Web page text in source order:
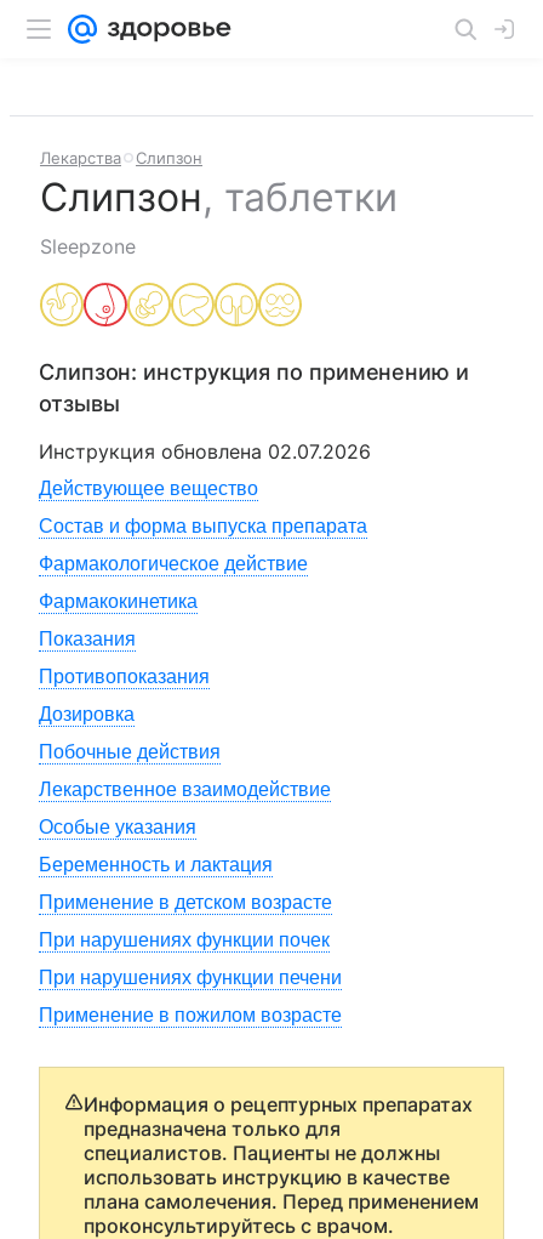
Лекарства Слипзон
Слипзон, таблетки
Sleepzone
Слипзон: инструкция по применению и
отзывы
Инструкция обновлена 02.07.2026
Действующее вещество
Состав и форма выпуска препарата
Фармакологическое действие
Фармакокинетика
Показания
Противопоказания
Дозировка
Побочные действия
Лекарственное взаимодействие
Особые указания
Беременность и лактация
Применение в детском возрасте
При нарушениях функции почек
При нарушениях функции печени
Применение в пожилом возрасте
Информация о рецептурных препаратах
предназначена только для
специалистов. Пациенты не должны
использовать инструкцию в качестве
плана самолечения. Перед применением
проконсультируйтесь с врачом.